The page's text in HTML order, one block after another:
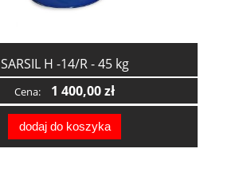
SARSIL H -14/R - 45 kg
Cena: 1 400,00 zł
dodaj do koszyka